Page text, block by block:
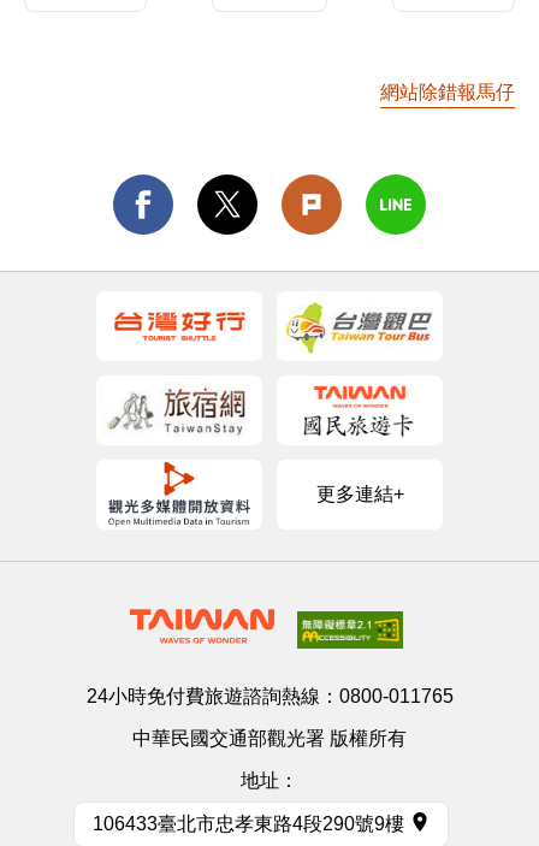
網站除錯報馬仔
更多連結+
24小時免付費旅遊諮詢熱線： 0800-011765
中華民國交通部觀光署 版權所有
地址：
106433臺北市忠孝東路4段290號9樓